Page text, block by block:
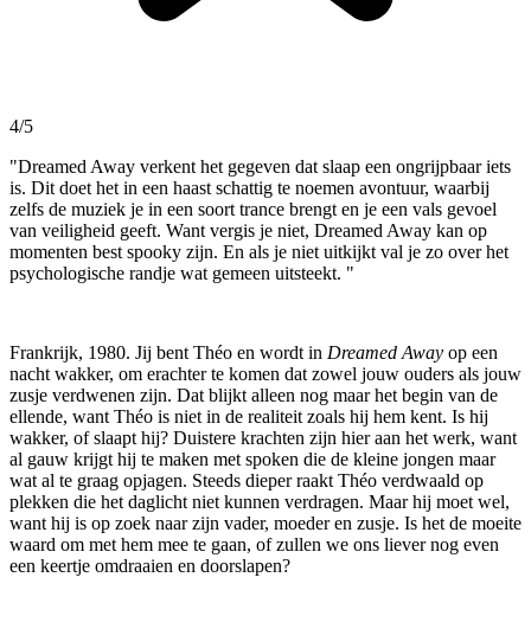
4/5
"Dreamed Away verkent het gegeven dat slaap een ongrijpbaar iets
is. Dit doet het in een haast schattig te noemen avontuur, waarbij
zelfs de muziek je in een soort trance brengt en je een vals gevoel
van veiligheid geeft. Want vergis je niet, Dreamed Away kan op
momenten best spooky zijn. En als je niet uitkijkt val je zo over het
psychologische randje wat gemeen uitsteekt. "
Frankrijk, 1980. Jij bent Théo en wordt in Dreamed Away op een
nacht wakker, om erachter te komen dat zowel jouw ouders als jouw
zusje verdwenen zijn. Dat blijkt alleen nog maar het begin van de
ellende, want Théo is niet in de realiteit zoals hij hem kent. Is hij
wakker, of slaapt hij? Duistere krachten zijn hier aan het werk, want
al gauw krijgt hij te maken met spoken die de kleine jongen maar
wat al te graag opjagen. Steeds dieper raakt Théo verdwaald op
plekken die het daglicht niet kunnen verdragen. Maar hij moet wel,
want hij is op zoek naar zijn vader, moeder en zusje. Is het de moeite
waard om met hem mee te gaan, of zullen we ons liever nog even
een keertje omdraaien en doorslapen?